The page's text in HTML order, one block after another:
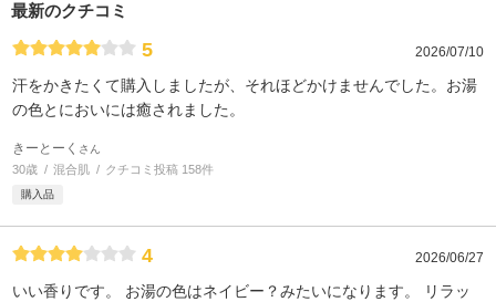
最新のクチコミ
5 2026/07/10
汗をかきたくて購入しましたが、それほどかけませんでした。お湯
の色とにおいには癒されました。
きーとーく さん
30歳 混合肌 クチコミ投稿 158件
購入品
4 2026/06/27
いい香りです。 お湯の色はネイビー？みたいになります。 リラッ